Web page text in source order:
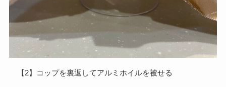
【2】コップを裏返してアルミホイルを被せる